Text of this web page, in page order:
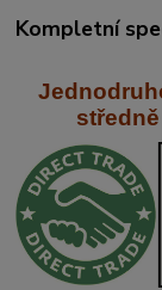
Kompletní